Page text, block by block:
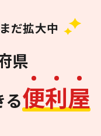
だ拡大中
県
る便利屋